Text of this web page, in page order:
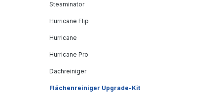
Steaminator
Hurricane Flip
Hurricane
Hurricane Pro
Dachreiniger
Flächenreiniger Upgrade-Kit